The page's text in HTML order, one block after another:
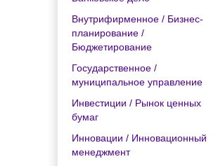
Внутрифирменное / Бизнес-
планирование /
Бюджетирование
Государственное /
муниципальное управление
Инвестиции / Рынок ценных
бумаг
Инновации / Инновационный
менеджмент